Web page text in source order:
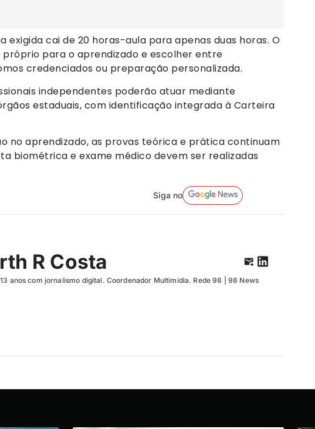
exigida cai de 20 horas-aula para apenas duas horas. O
para o aprendizado e escolher entre
credenciados ou preparação personalizada.
independentes poderão atuar mediante
estaduais, com identificação integrada à Carteira
no aprendizado, as provas teórica e prática continuam
biométrica e exame médico devem ser realizadas
Siga no
R Costa
anos com jornalismo digital. Coordenador Multimídia. Rede 98 | 98 News